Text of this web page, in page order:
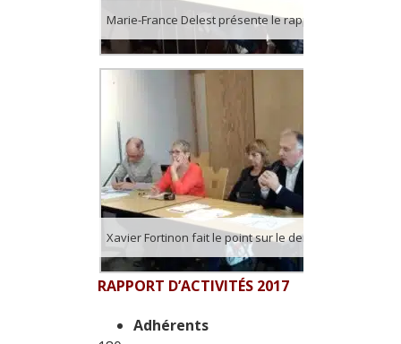
RAPPORT D’ACTIVITÉS 2017
Adhérents